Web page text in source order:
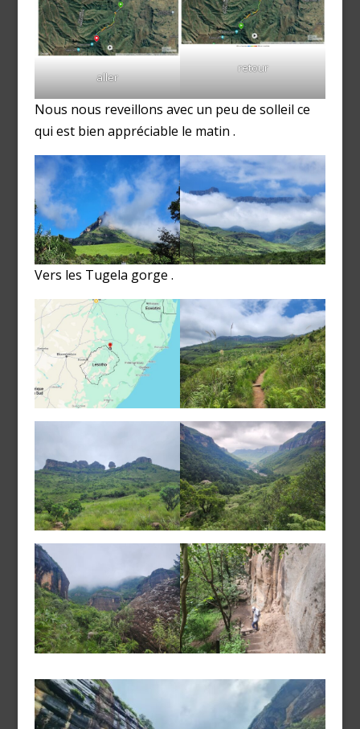
aller
retour
Nous nous reveillons avec un peu de solleil ce
qui est bien appréciable le matin .
Vers les Tugela gorge .